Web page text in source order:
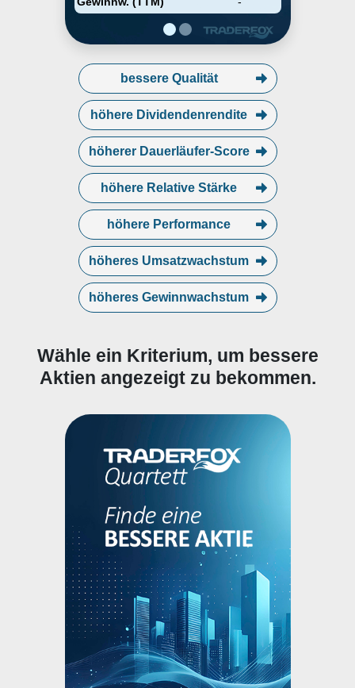
bessere Qualität
höhere Dividendenrendite
höherer Dauerläufer-Score
höhere Relative Stärke
höhere Performance
höheres Umsatzwachstum
höheres Gewinnwachstum
Wähle ein Kriterium, um bessere
Aktien angezeigt zu bekommen.